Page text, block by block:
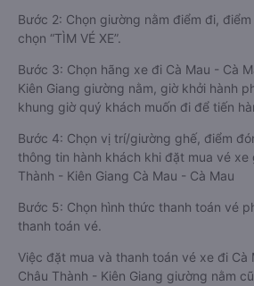
Bước 2: Chọn giường nằm điểm đi,
chọn “TÌM VÉ XE”.
Bước 3: Chọn hãng xe đi Cà Mau - Cà
Kiên Giang giường nằm, giờ khởi hành
khung giờ quý khách muốn đi để tiến
Bước 4: Chọn vị trí/giường ghế, điểm
thông tin hành khách khi đặt mua vé xe
Thành - Kiên Giang Cà Mau - Cà Mau
Bước 5: Chọn hình thức thanh toán vé
thanh toán vé.
Việc đặt mua và thanh toán vé xe đi Cà
Châu Thành - Kiên Giang giường nằm